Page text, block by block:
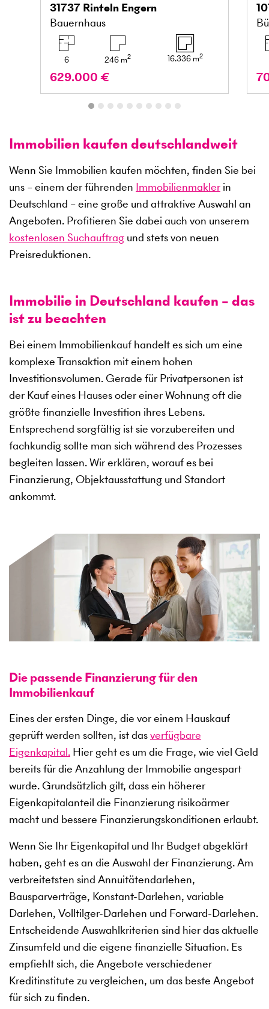
31737 Rinteln Engern
Bauernhaus
6 246m2 16.336m2
629.000 €
Immobilien kaufen deutschlandweit
Wenn Sie Immobilien kaufen möchten, finden Sie bei
uns – einem der führenden Immobilienmakler in
Deutschland – eine große und attraktive Auswahl an
Angeboten. Profitieren Sie dabei auch von unserem
kostenlosen Suchauftrag und stets von neuen
Preisreduktionen.
Immobilie in Deutschland kaufen – das
ist zu beachten
Bei einem Immobilienkauf handelt es sich um eine
komplexe Transaktion mit einem hohen
Investitionsvolumen. Gerade für Privatpersonen ist
der Kauf eines Hauses oder einer Wohnung oft die
größte finanzielle Investition ihres Lebens.
Entsprechend sorgfältig ist sie vorzubereiten und
fachkundig sollte man sich während des Prozesses
begleiten lassen. Wir erklären, worauf es bei
Finanzierung, Objektausstattung und Standort
ankommt.
Die passende Finanzierung für den
Immobilienkauf
Eines der ersten Dinge, die vor einem Hauskauf
geprüft werden sollten, ist dasverfügbare
Eigenkapital. Hier geht es um die Frage, wie viel Geld
bereits für die Anzahlung der Immobilie angespart
wurde. Grundsätzlich gilt, dass ein höherer
Eigenkapitalanteil die Finanzierung risikoärmer
macht und bessere Finanzierungskonditionen erlaubt.
Wenn Sie Ihr Eigenkapital und Ihr Budget abgeklärt
haben, geht es an die Auswahl der Finanzierung. Am
verbreitetsten sind Annuitätendarlehen,
Bausparverträge, Konstant-Darlehen, variable
Darlehen, Volltilger-Darlehen und Forward-Darlehen.
Entscheidende Auswahlkriterien sind hier das aktuelle
Zinsumfeld und die eigene finanzielle Situation. Es
empfiehlt sich, die Angebote verschiedener
Kreditinstitute zu vergleichen, um das beste Angebot
für sich zu finden.